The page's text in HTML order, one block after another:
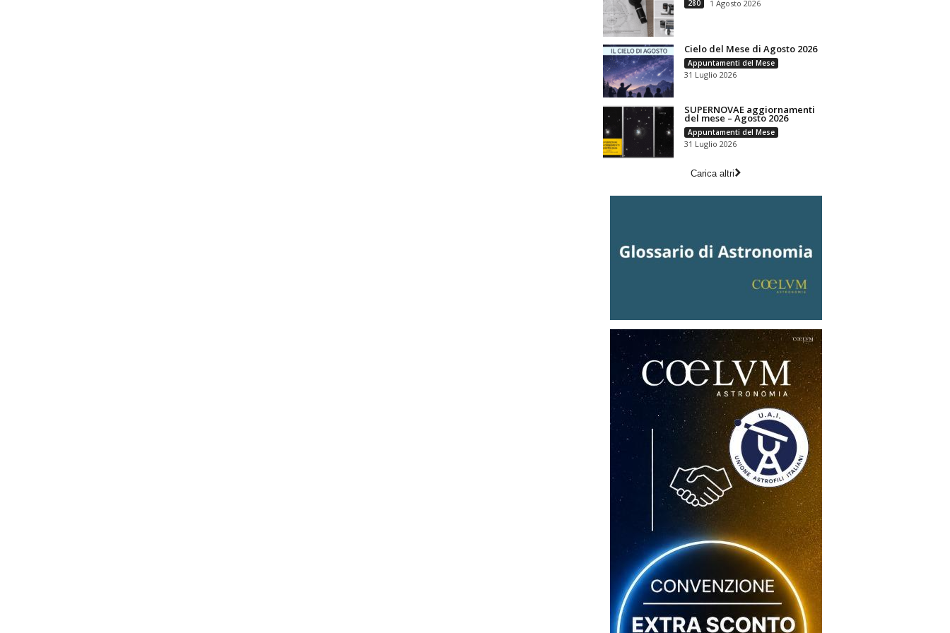
280 1 Agosto 2026
Cielo del Mese di Agosto 2026
Appuntamenti del Mese
31 Luglio 2026
SUPERNOVAE aggiornamenti
del mese – Agosto 2026
Appuntamenti del Mese
31 Luglio 2026
Carica altri